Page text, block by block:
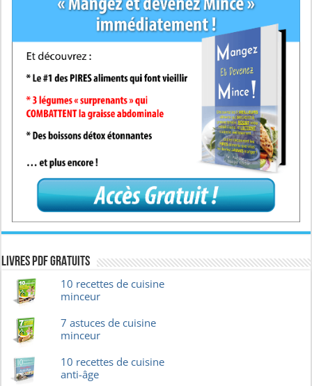
Livres pdf GRATUITS
10 recettes de cuisine
minceur
7 astuces de cuisine
minceur
10 recettes de cuisine
anti-âge